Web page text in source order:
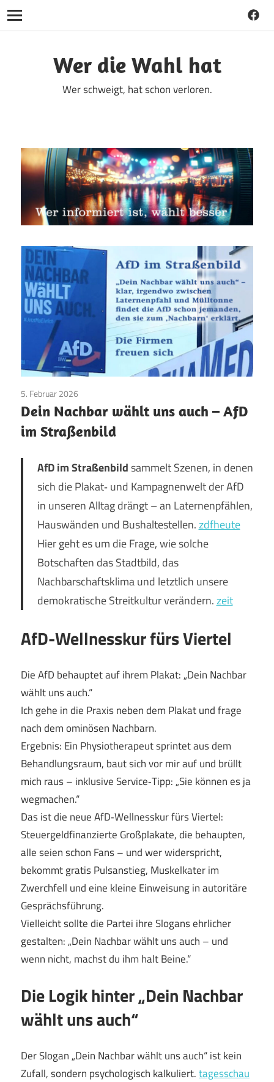
Navigation
springenWer die Wahl hat
Wer schweigt, hat schon verloren.
5. Februar 2026
Dein Nachbar wählt uns auch – AfD
im Straßenbild
AfD im Straßenbildsammelt Szenen, in denen
sich die Plakat‑ und Kampagnenwelt der AfD
in unseren Alltag drängt – an Laternenpfählen,
Hauswänden und Bushaltestellen.zdfheute
Hier geht es um die Frage, wie solche
Botschaften das Stadtbild, das
Nachbarschaftsklima und letztlich unsere
demokratische Streitkultur verändern.zeit
AfD-Wellnesskur fürs Viertel
Die AfD behauptet auf ihrem Plakat: „Dein Nachbar
wählt uns auch.“
Ich gehe in die Praxis neben dem Plakat und frage
nach dem ominösen Nachbarn.
Ergebnis: Ein Physiotherapeut sprintet aus dem
Behandlungsraum, baut sich vor mir auf und brüllt
mich raus – inklusive Service‑Tipp: „Sie können es ja
wegmachen.“
Das ist die neue AfD‑Wellnesskur fürs Viertel:
Steuergeldfinanzierte Großplakate, die behaupten,
alle seien schon Fans – und wer widerspricht,
bekommt gratis Pulsanstieg, Muskelkater im
Zwerchfell und eine kleine Einweisung in autoritäre
Gesprächsführung.
Vielleicht sollte die Partei ihre Slogans ehrlicher
gestalten: „Dein Nachbar wählt uns auch – und
wenn nicht, machst du ihm halt Beine.“
Die Logik hinter „Dein Nachbar
wählt uns auch“
Der Slogan „Dein Nachbar wählt uns auch“ ist kein
Zufall, sondern psychologisch kalkuliert.tagesschau